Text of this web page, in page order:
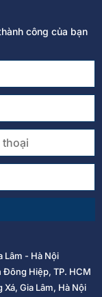
công của bạn
Lâm - Hà Nội
Đông Hiệp, TP. HCM
Gia Lâm, Hà Nội